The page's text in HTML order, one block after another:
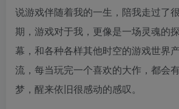
说游戏伴随着我的一生，陪我走过了
期，游戏对于我，更像是一场灵魂的
幕，和各种各样其他时空的游戏世界
流，每当玩完一个喜欢的大作，都会
梦，醒来依旧很感动的感叹。